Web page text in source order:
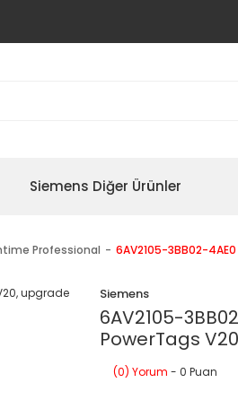
Siemens Diğer Ürünler
Professional 6AV2105-3BB02-
Siemens
6AV2105-
PowerTags
(0) Yorum - 0 Puan